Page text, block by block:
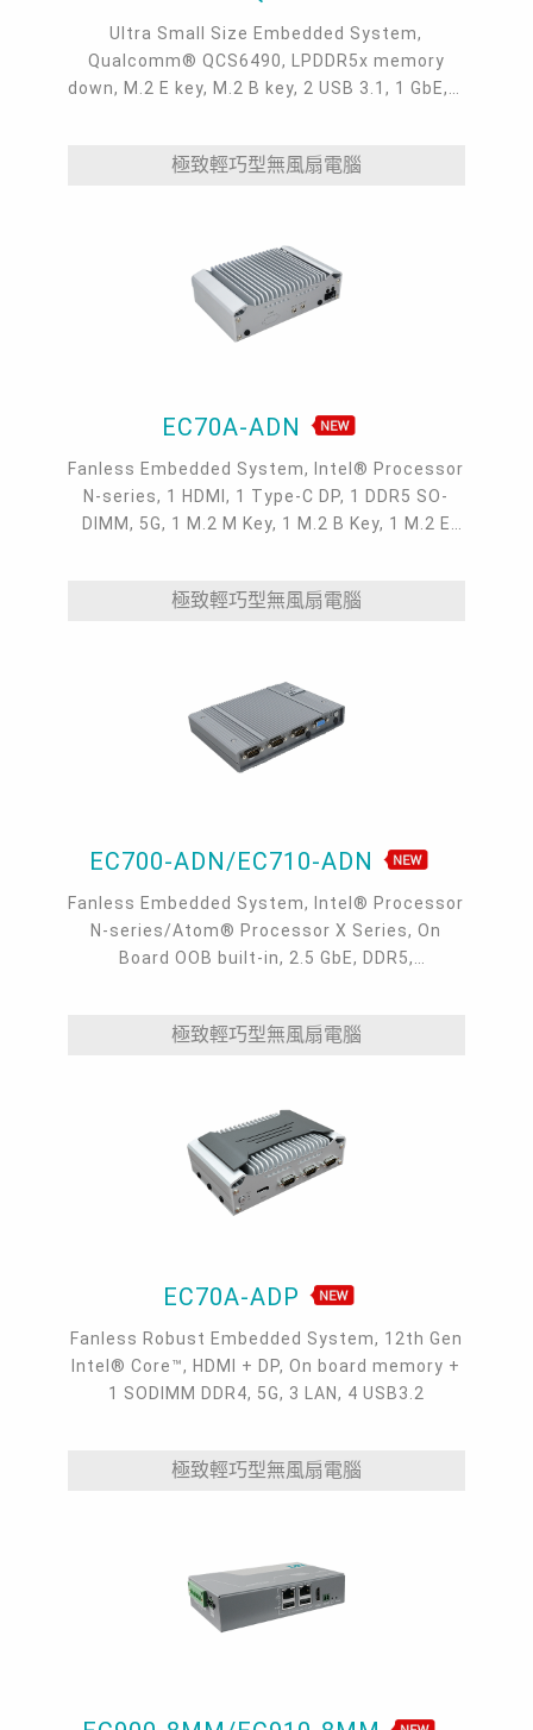
Ultra Small Size Embedded System,
Qualcomm® QCS6490, LPDDR5x memory
down, M.2 E key, M.2 B key, 2 USB 3.1, 1 GbE, 1
極致輕巧型無風扇電腦
EC70A-ADN
Fanless Embedded System, Intel® Processor
N-series, 1 HDMI, 1 Type-C DP, 1 DDR5 SO-
DIMM, 5G, 1 M.2 M Key, 1 M.2 B Key, 1 M.2 E
極致輕巧型無風扇電腦
EC700-ADN/EC710-ADN
Fanless Embedded System, Intel® Processor
N-series/Atom® Processor X Series, On
Board OOB built-in, 2.5 GbE, DDR5,
極致輕巧型無風扇電腦
EC70A-ADP
Fanless Robust Embedded System, 12th Gen
Intel® Core™, HDMI + DP, On board memory +
1 SODIMM DDR4, 5G, 3 LAN, 4 USB3.2
極致輕巧型無風扇電腦